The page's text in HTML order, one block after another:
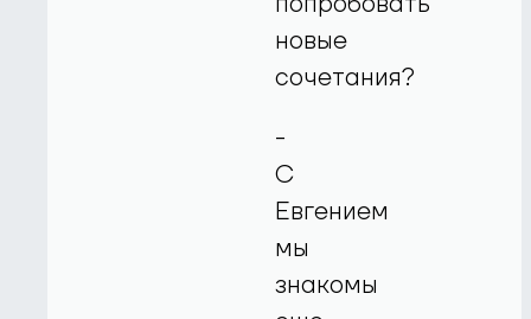
новые
сочетания?
-
С
Евгением
мы
знакомы